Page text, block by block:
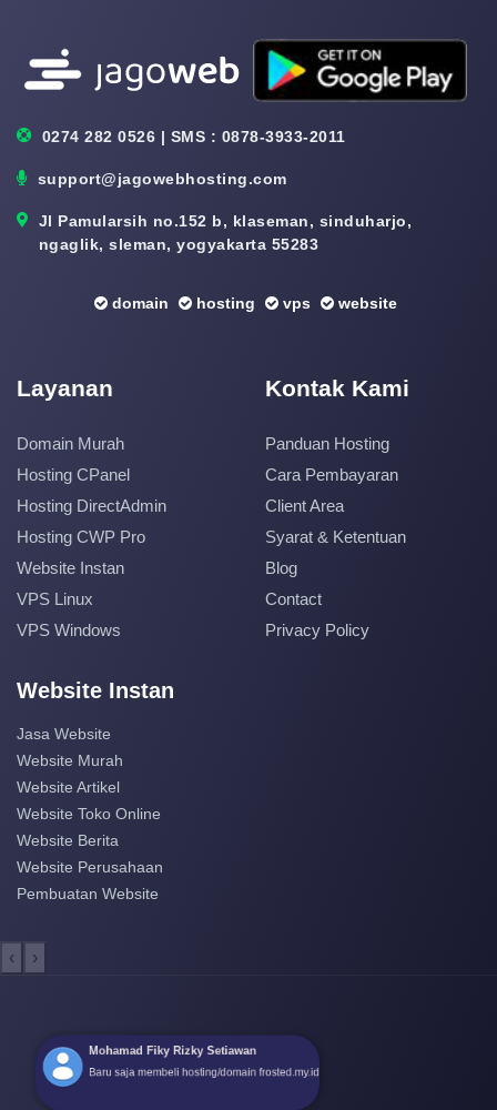
0274 282 0526 | SMS : 0878-3933-2011
support@jagowebhosting.com
Jl Pamularsih no.152 b, klaseman, sinduharjo,
ngaglik, sleman, yogyakarta 55283
domain hosting vps website
Layanan
Domain Murah
Hosting CPanel
Hosting DirectAdmin
Hosting CWP Pro
Website Instan
VPS Linux
VPS Windows
Kontak Kami
Panduan Hosting
Cara Pembayaran
Client Area
Syarat & Ketentuan
Blog
Contact
Privacy Policy
Website Instan
Jasa Website
Website Murah
Website Artikel
Website Toko Online
Website Berita
Website Perusahaan
Pembuatan Website
‹ ›